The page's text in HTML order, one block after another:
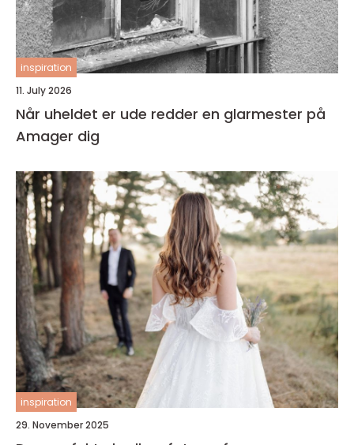
inspiration
11. July 2026
Når uheldet er ude redder en glarmester på
Amager dig
inspiration
29. November 2025